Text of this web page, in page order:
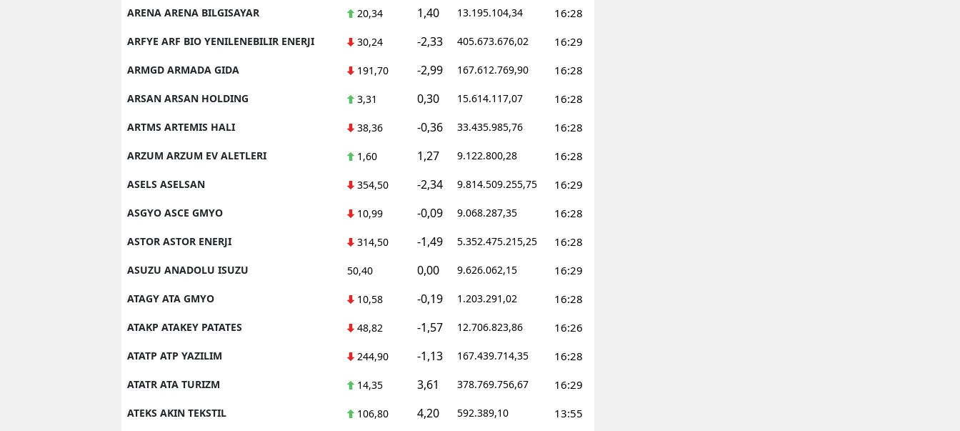
Şırnak
ARENA ARENA BILGISAYAR 20,34 1,40 13.195.104,34 16:28
ARFYE ARF BIO YENILENEBILIR ENERJI 30,24 -2,33 405.673.676,02 16:29
ARMGD ARMADA GIDA 191,70 -2,99 167.612.769,90 16:28
ARSAN ARSAN HOLDING 3,31 0,30 15.614.117,07 16:28
ARTMS ARTEMIS HALI 38,36 -0,36 33.435.985,76 16:28
ARZUM ARZUM EV ALETLERI 1,60 1,27 9.122.800,28 16:28
ASELS ASELSAN 354,50 -2,34 9.814.509.255,75 16:29
ASGYO ASCE GMYO 10,99 -0,09 9.068.287,35 16:28
ASTOR ASTOR ENERJI 314,50 -1,49 5.352.475.215,25 16:28
ASUZU ANADOLU ISUZU 50,40 0,00 9.626.062,15 16:29
ATAGY ATA GMYO 10,58 -0,19 1.203.291,02 16:28
ATAKP ATAKEY PATATES 48,82 -1,57 12.706.823,86 16:26
ATATP ATP YAZILIM 244,90 -1,13 167.439.714,35 16:28
ATATR ATA TURIZM 14,35 3,61 378.769.756,67 16:29
ATEKS AKIN TEKSTIL 106,80 4,20 592.389,10 13:55